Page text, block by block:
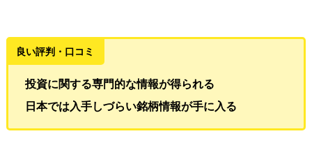
良い評判・口コミ
投資に関する専門的な情報が得られる
日本では入手しづらい銘柄情報が手に入る